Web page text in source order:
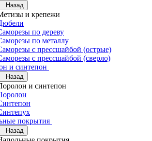
Назад
и крепежи
по дереву
по металлу
с прессшайбой (острые)
с прессшайбой (сверло)
и синтепон
Назад
и синтепон
покрытия
Назад